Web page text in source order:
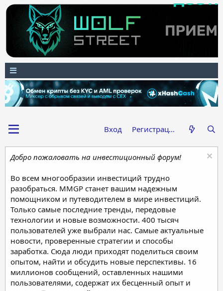
Вход Регистрация
Добро пожаловать на инвестиционный форум!
Во всем многообразии инвестиций трудно
разобраться. MMGP станет вашим надежным
помощником и путеводителем в мире инвестиций.
Только самые последние тренды, передовые
технологии и новые возможности. 400 тысяч
пользователей уже выбрали нас. Самые актуальные
новости, проверенные стратегии и способы
заработка. Сюда люди приходят поделиться своим
опытом, найти и обсудить новые перспективы. 16
миллионов сообщений, оставленных нашими
пользователями, содержат их бесценный опыт и